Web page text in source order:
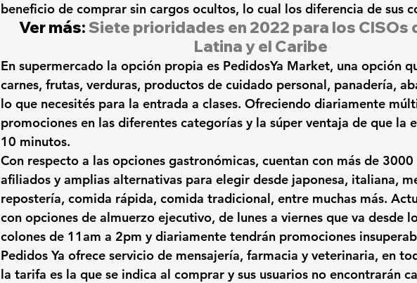
beneficio de comprar sin cargos ocultos, lo cual los diferencia de sus
Ver más: Siete prioridades en 2022 para los CISOs
Latina y el Caribe
En supermercado la opción propia es PedidosYa Market, una opción
carnes, frutas, verduras, productos de cuidado personal, panadería,
lo que necesités para la entrada a clases. Ofreciendo diariamente
promociones en las diferentes categorías y la súper ventaja de que la
10 minutos.
Con respecto a las opciones gastronómicas, cuentan con más de 3000
afiliados y amplias alternativas para elegir desde japonesa, italiana,
repostería, comida rápida, comida tradicional, entre muchas más.
con opciones de almuerzo ejecutivo, de lunes a viernes que va desde
colones de 11am a 2pm y diariamente tendrán promociones
Pedidos Ya ofrece servicio de mensajería, farmacia y veterinaria, en
la tarifa es la que se indica al comprar y sus usuarios no encontrarán